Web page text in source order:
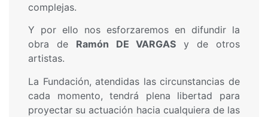
complejas.
Y por ello nos esforzaremos en difundir la
obra de Ramón DE VARGAS y de otros
artistas.
La Fundación, atendidas las circunstancias de
cada momento, tendrá plena libertad para
proyectar su actuación hacia cualquiera de las